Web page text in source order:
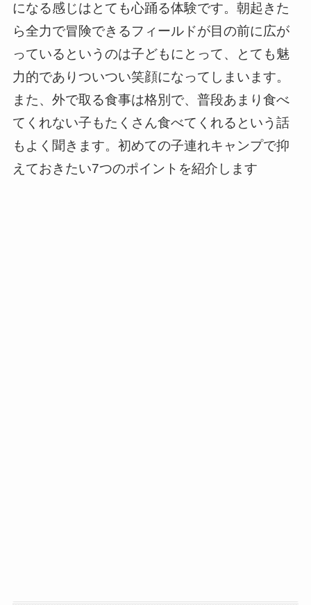
になる感じはとても心踊る体験です。朝起きた
ら全力で冒険できるフィールドが目の前に広が
っているというのは子どもにとって、とても魅
力的でありついつい笑顔になってしまいます。
また、外で取る食事は格別で、普段あまり食べ
てくれない子もたくさん食べてくれるという話
もよく聞きます。初めての子連れキャンプで抑
えておきたい7つのポイントを紹介します